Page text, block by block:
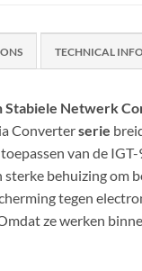
TECHNICAL
Netwerk
Converterserie
van de
behuizing
tegen
ze werken